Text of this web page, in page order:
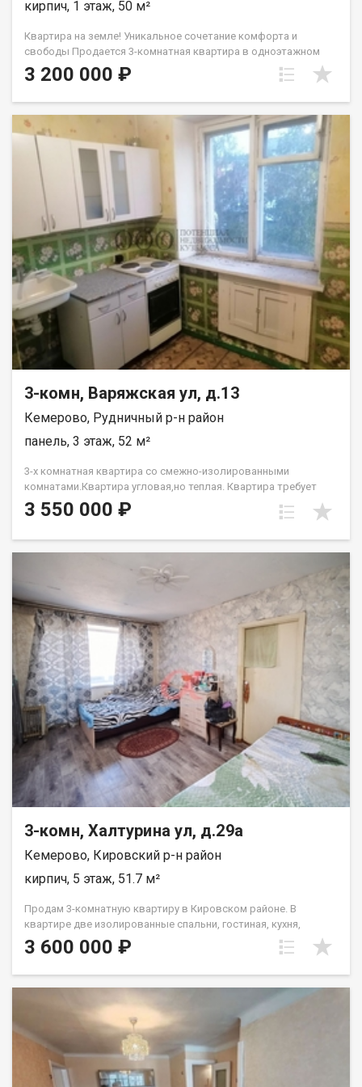
кирпич, 1 этаж, 50 м²
Квартира на земле! Уникальное сочетание комфорта и
свободы Продается 3-комнатная квартира в одноэтажном
многоквартирном доме из кирпича. Вам здесь понравится
Полная приватность: Соседей сверху, снизу и сбоку нет! Свой
свежем воздухе. Бонусы для души: В наличии собственный
гараж и банька ! Простор и свобода: Высокие потолки ( 3
метра! ) и уютная веранда . О жилье: • Площадь: 50 кв.м
(уютная гостиная 15.2 м², две комнаты и просторная кухня 9.5
м²). • Состояние: Жилое. Можно заезжать и обустраиваться
под свой стиль. • Коммуникации: Свет и вода центральные,
отопление печное. К оммунальные платежи очень
демократичные ! Санузел и канализацию можно легко
обустроить так, как удобно именно вам. Локация всё под
рукой: В 4-х минутах ходьбы остановка пос. Шахты Северная .
Школы, детские сады, магазины и администрация в паре
шагов. Юридическая чистота: В собственности более 5 лет.
Чистая продажа, без сложностей. Приходите на просмотр!
Покажем в любое удобное время. Звоните!
3 200 000 ₽
3-комн, Варяжская ул, д.13
Кемерово, Рудничный р-н район
панель, 3 этаж, 52 м²
3-х комнатная квартира со смежно-изолированными
комнатами.Квартира угловая,но теплая. Квартира требует
ремонта.Рядом д/с,школа,множество магазинов. Лена
Васильева
3 550 000 ₽
3-комн, Халтурина ул, д.29а
Кемерово, Кировский р-н район
кирпич, 5 этаж, 51.7 м²
Продам 3-комнатную квартиру в Кировском районе. В
квартире две изолированные спальни, гостиная, кухня,
раздельный санузел, квартира очень теплая. Состояние
жилое, есть возможность сделать ремонт "под себя". Во
кирпичный, добротный, расположен внутри квартала,
отличная транспортная развязка, можно уехать в любой
район города. В шаговой доступности детские сады, школа,
множество различных магазинов. Два взрослых
собственника, без обременений. Звоните!
3 600 000 ₽